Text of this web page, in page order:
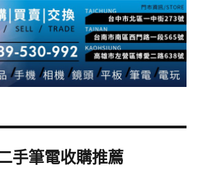
手筆電收購推薦